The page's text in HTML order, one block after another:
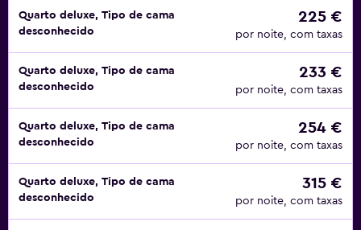
Quarto deluxe, Tipo de cama
desconhecido
225 €
por noite, com taxas
Quarto deluxe, Tipo de cama
desconhecido
233 €
por noite, com taxas
Quarto deluxe, Tipo de cama
desconhecido
254 €
por noite, com taxas
Quarto deluxe, Tipo de cama
desconhecido
315 €
por noite, com taxas